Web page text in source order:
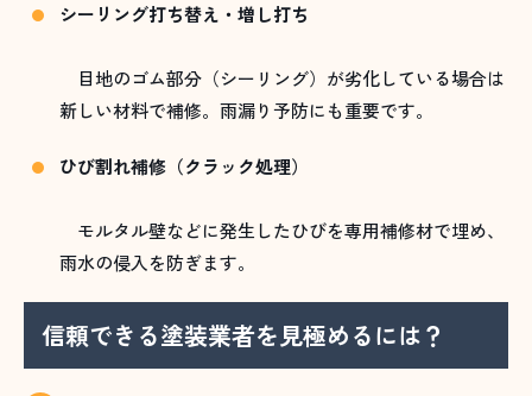
シーリング打ち替え・増し打ち
目地のゴム部分（シーリング）が劣化している場合は
新しい材料で補修。雨漏り予防にも重要です。
ひび割れ補修（クラック処理）
モルタル壁などに発生したひびを専用補修材で埋め、
雨水の侵入を防ぎます。
信頼できる塗装業者を見極めるには？